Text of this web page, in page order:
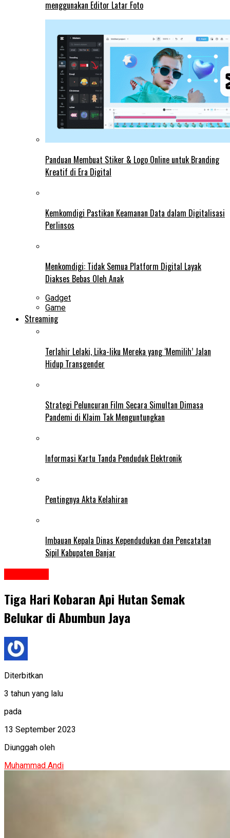
menggunakan Editor Latar Foto
Panduan Membuat Stiker & Logo Online untuk Branding
Kreatif di Era Digital
Kemkomdigi Pastikan Keamanan Data dalam Digitalisasi
Perlinsos
Menkomdigi: Tidak Semua Platform Digital Layak
Diakses Bebas Oleh Anak
Gadget
Game
Streaming
Terlahir Lelaki, Lika-liku Mereka yang ‘Memilih’ Jalan
Hidup Transgender
Strategi Peluncuran Film Secara Simultan Dimasa
Pandemi di Klaim Tak Menguntungkan
Informasi Kartu Tanda Penduduk Elektronik
Pentingnya Akta Kelahiran
Imbauan Kepala Dinas Kependudukan dan Pencatatan
Sipil Kabupaten Banjar
Tiga Hari Kobaran Api Hutan Semak
Belukar di Abumbun Jaya
Diterbitkan
3 tahun yang lalu
pada
13 September 2023
Diunggah oleh
Muhammad Andi